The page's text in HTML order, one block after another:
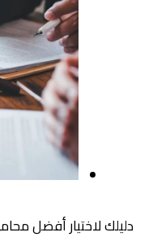
دليلك لاختيار أفضل